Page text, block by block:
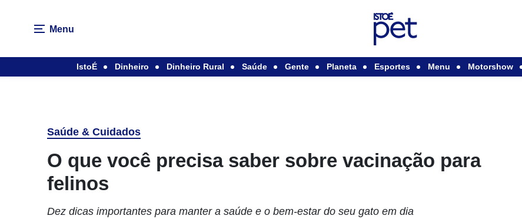
Menu
IstoÉ Dinheiro Dinheiro Rural Saúde Gente Planeta Esportes Menu Motorshow
Saúde & Cuidados
O que você precisa saber sobre vacinação para
felinos
Dez dicas importantes para manter a saúde e o bem-estar do seu gato em dia